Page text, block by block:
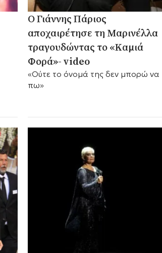
Ο Γιάννης Πάριος
αποχαιρέτησε τη Μαρινέλλα
τραγουδώντας το «Καμιά
Φορά»- video
«Ούτε το όνομά της δεν μπορώ να
πω»